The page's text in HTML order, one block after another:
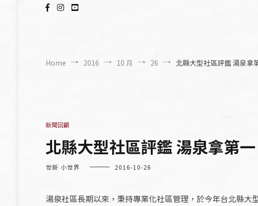
Home 2016 10 月 26 北縣大型社區評鑑 湯泉拿
新聞回顧
北縣大型社區評鑑 湯泉拿第
世新 小世界 2016-10-26
湯泉社區長期以來，秉持專業化社區管理，於今年台北縣大